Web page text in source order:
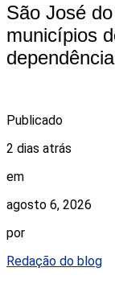
São José
municípios
Publicado
2 dias atrás
em
agosto 6, 2026
por
Redação do blog